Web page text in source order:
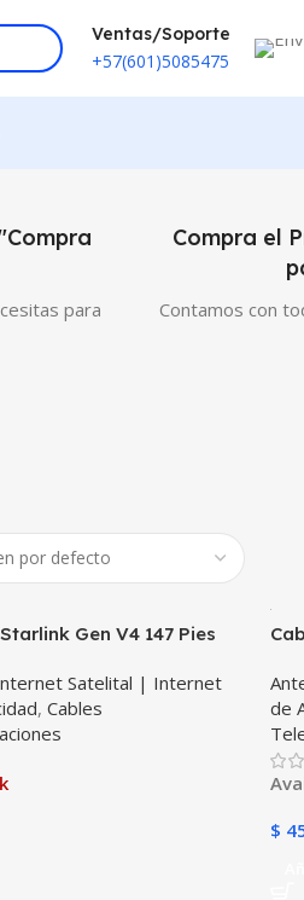
Ventas/Soporte
+57(601)5085475
para
Compra el
Contamos con
Gen V4 147 Pies
Starlink V4 | TMC STAR
Satelital | Internet
, Cables
de
$